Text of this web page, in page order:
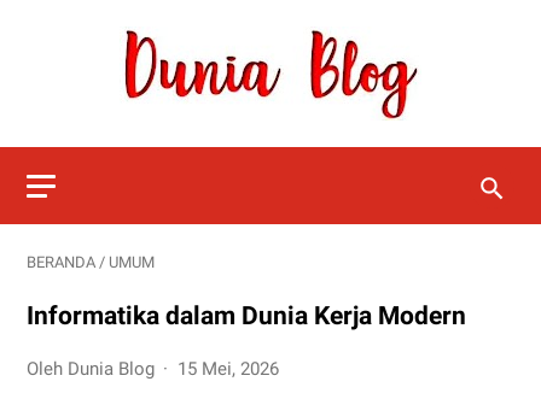
BERANDA / UMUM
Informatika dalam Dunia Kerja Modern
Oleh Dunia Blog 15 Mei, 2026